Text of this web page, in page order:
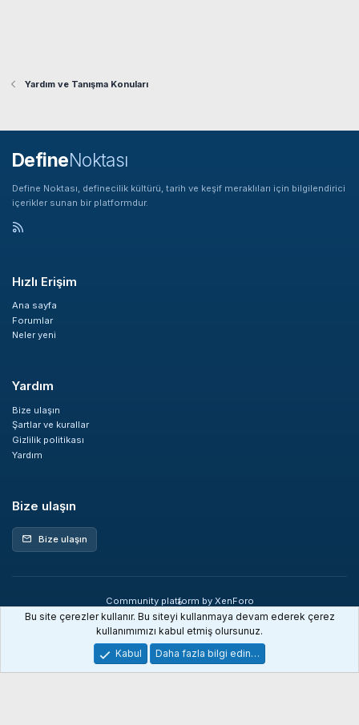
Yardım ve Tanışma Konuları
DefineNoktası
Define Noktası, definecilik kültürü, tarih ve keşif meraklıları için bilgilendirici
içerikler sunan bir platformdur.
Hızlı Erişim
Ana sayfa
Forumlar
Neler yeni
Yardım
Bize ulaşın
Şartlar ve kurallar
Gizlilik politikası
Yardım
Bize ulaşın
mail Bize ulaşın
Community platform by XenForo
®
© 2010-2026 XenForo Ltd.
XenDev Forum İstatistik sistemi
Bu site çerezler kullanır. Bu siteyi kullanmaya devam ederek çerez
kullanımımızı kabul etmiş olursunuz.
Kabul
Daha fazla bilgi edin…